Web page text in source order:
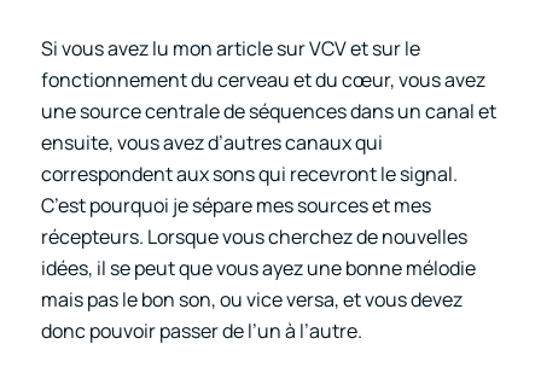
Si vous avez lu mon article sur VCV et sur le
fonctionnement du cerveau et du cœur, vous avez
une source centrale de séquences dans un canal et
ensuite, vous avez d’autres canaux qui
correspondent aux sons qui recevront le signal.
C’est pourquoi je sépare mes sources et mes
récepteurs. Lorsque vous cherchez de nouvelles
idées, il se peut que vous ayez une bonne mélodie
mais pas le bon son, ou vice versa, et vous devez
donc pouvoir passer de l’un à l’autre.